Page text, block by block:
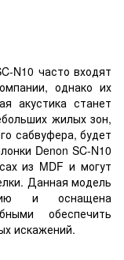
N10 часто входят
однако их
акустика станет
жилых зон,
сабвуфера, будет
Denon SC-N10
из MDF и могут
Данная модель
и оснащена
обеспечить
искажений.